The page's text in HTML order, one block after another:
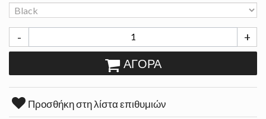
- +
ΑΓΟΡΆ
Προσθήκη στη λίστα επιθυμιών